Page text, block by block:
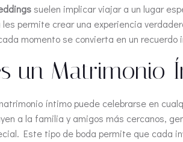
suelen implicar viajar a un lugar
permite crear una experiencia
momento se convierta en un
un Matrimonio
íntimo puede celebrarse en
a la familia y amigos más cercanos,
Este tipo de boda permite que cada